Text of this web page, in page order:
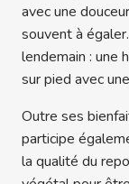
avec une
souvent à
lendemain : une
sur pied avec
Outre ses
participe
la qualité du